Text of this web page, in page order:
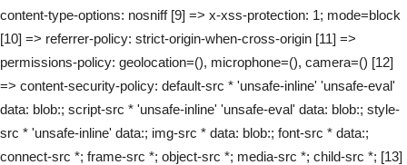
content-type-options: nosniff [9] => x-xss-protection: 1; mode=block
[10] => referrer-policy: strict-origin-when-cross-origin [11] =>
permissions-policy: geolocation=(), microphone=(), camera=() [12]
=> content-security-policy: default-src * 'unsafe-inline' 'unsafe-eval'
data: blob:; script-src * 'unsafe-inline' 'unsafe-eval' data: blob:; style-
src * 'unsafe-inline' data:; img-src * data: blob:; font-src * data:;
connect-src *; frame-src *; object-src *; media-src *; child-src *; [13]